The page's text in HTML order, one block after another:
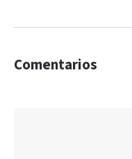
Comentarios